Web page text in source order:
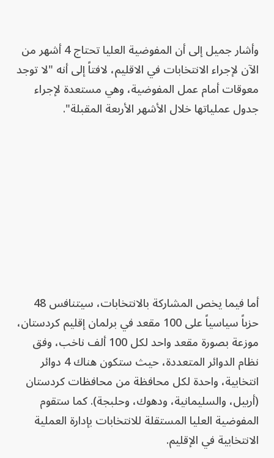
وأشار جميل إلى أن المفوضية العليا تحتاج 4 أشهر من
الآن لإجراء الانتخابات في الاقليم، لافتاً إلى أنه "لا توجد
معوقات أمام عمل المفوضية، وهي مستعدة لإجراء
جدول عملياتها خلال الأشهر الأربعة المقبلة".
أما فيما يخص المشاركة بالانتخابات، سيتنافس 48
حزباً سياسياً على 100 مقعد في برلمان إقليم كردستان،
موزعة بصورة مقعد واحد لكل 100 ألف ناخب، وفق
نظام الدوائر المتعددة، حيث ستكون هناك 4 دوائر
انتخابية، واحدة لكل محافظة من محافظات كردستان
(أربيل، والسليمانية، ودهوك، وحلبجة). كما ستقوم
المفوضية العليا المستقلة للانتخابات بإدارة العملية
الانتخابية في الإقليم.